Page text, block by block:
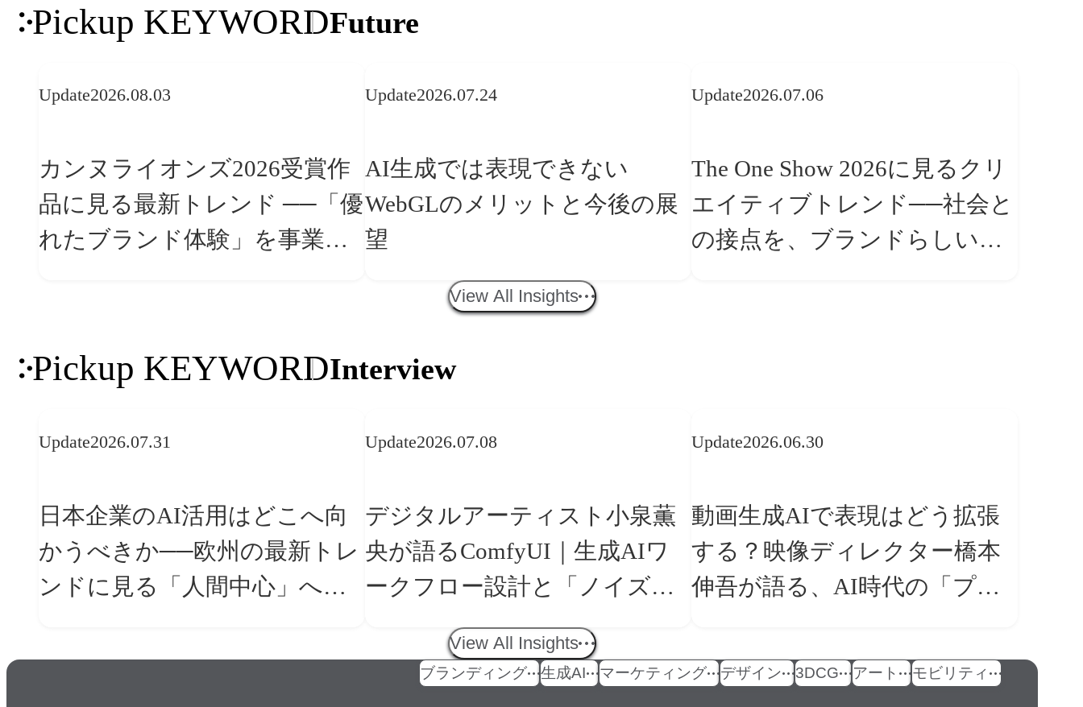
Pickup KEYWORDFuture
Update2026.08.03
カンヌライオンズ2026受賞作
品に見る最新トレンド ──「優
れたブランド体験」を事業と
Update2026.07.24
AI生成では表現できない
WebGLのメリットと今後の展
望
Update2026.07.06
The One Show 2026に見るクリ
エイティブトレンド──社会と
の接点を、ブランドらしい
View All Insights
Pickup KEYWORDInterview
Update2026.07.31
日本企業のAI活用はどこへ向
かうべきか──欧州の最新トレ
ンドに見る「人間中心」への
Update2026.07.08
デジタルアーティスト小泉薫
央が語るComfyUI｜生成AIワ
ークフロー設計と「ノイズと
美意識」
Update2026.06.30
動画生成AIで表現はどう拡張
する？映像ディレクター橋本
伸吾が語る、AI時代の「プロ
View All Insights
ブランディング 生成AI マーケティング デザイン 3DCG アート モビリティ